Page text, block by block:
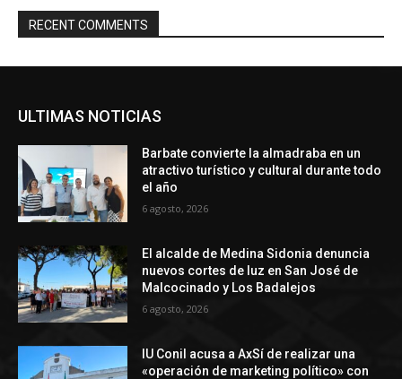
RECENT COMMENTS
ULTIMAS NOTICIAS
Barbate convierte la almadraba en un
atractivo turístico y cultural durante todo
el año
6 agosto, 2026
El alcalde de Medina Sidonia denuncia
nuevos cortes de luz en San José de
Malcocinado y Los Badalejos
6 agosto, 2026
IU Conil acusa a AxSí de realizar una
«operación de marketing político» con